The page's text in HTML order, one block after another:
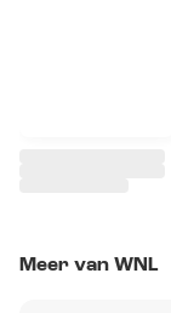
Meer van WNL